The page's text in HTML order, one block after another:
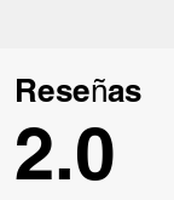
Reseñas
2.0